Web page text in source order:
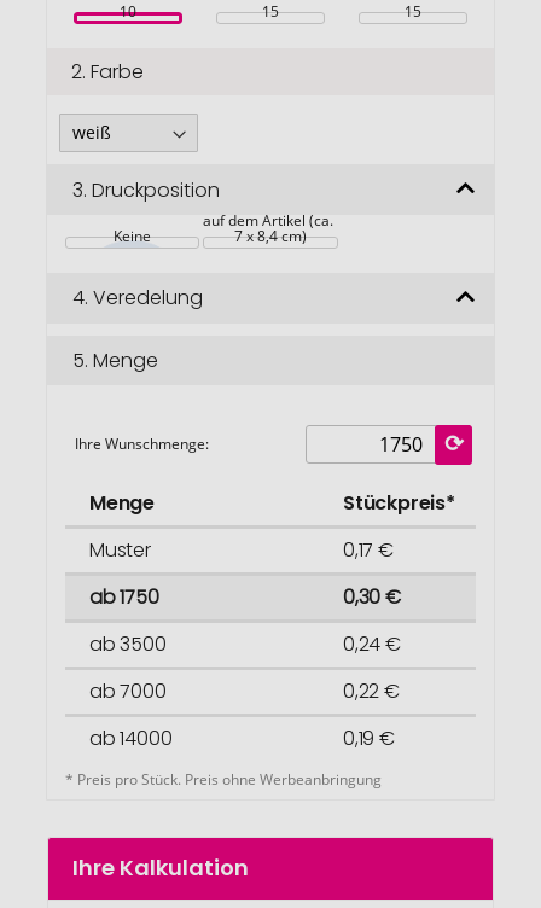
10 15 15
2. Farbe
3. Druckposition
Keine
auf dem Artikel (ca.
7 x 8,4 cm)
4. Veredelung
5. Menge
Ihre Wunschmenge:
Menge
Stückpreis*
Muster
0,17 €
ab 1750
0,30 €
ab 3500
0,24 €
ab 7000
0,22 €
ab 14000
0,19 €
* Preis pro Stück. Preis ohne Werbeanbringung
Ihre Kalkulation